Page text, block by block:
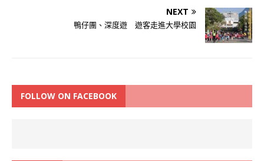
NEXT
鴨仔團、深度遊 遊客走進大學校園
FOLLOW ON FACEBOOK